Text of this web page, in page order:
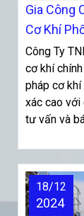
Gia Công
Cơ Khí
Khí Hiện
Công Ty
cơ khí
pháp cơ
xác cao với
tư vấn và
18/12
2024